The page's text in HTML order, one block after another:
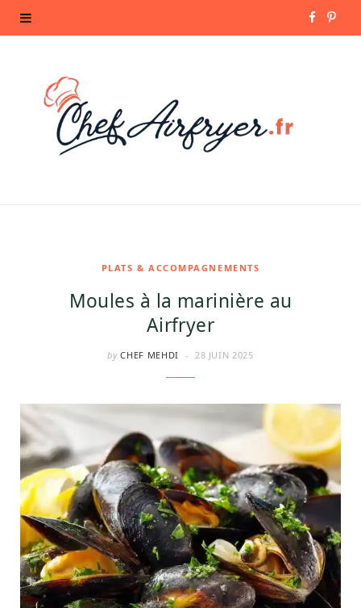
P
PLATS & ACCOMPAGNEMENTS
Moules à la marinière au
Airfryer
by CHEF MEHDI 28 JUIN 2025